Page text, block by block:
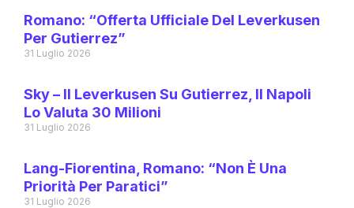
Romano: “Offerta Ufficiale Del Leverkusen
Per Gutierrez”
31 Luglio 2026
Sky – Il Leverkusen Su Gutierrez, Il Napoli
Lo Valuta 30 Milioni
31 Luglio 2026
Lang-Fiorentina, Romano: “Non È Una
Priorità Per Paratici”
31 Luglio 2026